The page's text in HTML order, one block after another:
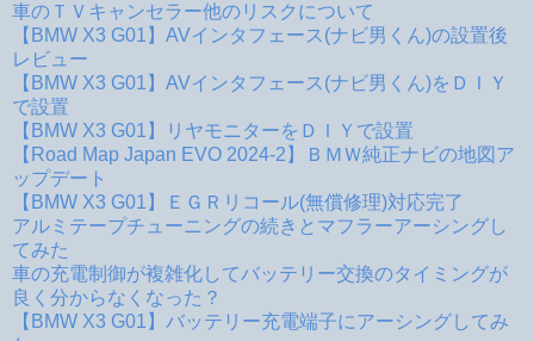
車のＴＶキャンセラー他のリスクについて
【BMW X3 G01】AVインタフェース(ナビ男くん)の設置後
レビュー
【BMW X3 G01】AVインタフェース(ナビ男くん)をＤＩＹ
で設置
【BMW X3 G01】リヤモニターをＤＩＹで設置
【Road Map Japan EVO 2024-2】ＢＭＷ純正ナビの地図ア
ップデート
【BMW X3 G01】ＥＧＲリコール(無償修理)対応完了
アルミテープチューニングの続きとマフラーアーシングし
てみた
車の充電制御が複雑化してバッテリー交換のタイミングが
良く分からなくなった？
【BMW X3 G01】バッテリー充電端子にアーシングしてみ